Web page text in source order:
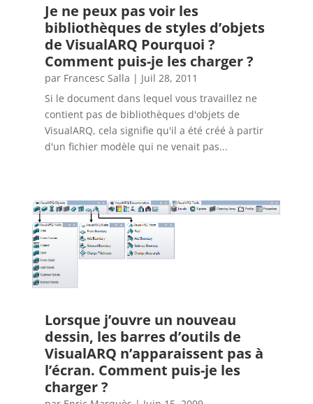
Je ne peux pas voir les
bibliothèques de styles d’objets
de VisualARQ Pourquoi ?
Comment puis-je les charger ?
par Francesc Salla | Juil 28, 2011
Si le document dans lequel vous travaillez ne
contient pas de bibliothèques d'objets de
VisualARQ, cela signifie qu'il a été créé à partir
d'un fichier modèle qui ne venait pas...
Lorsque j’ouvre un nouveau
dessin, les barres d’outils de
VisualARQ n’apparaissent pas à
l’écran. Comment puis-je les
charger ?